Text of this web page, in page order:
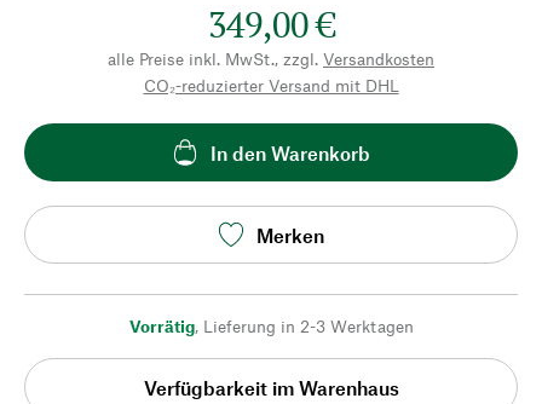
349,00 €
alle Preise inkl. MwSt., zzgl. Versandkosten
CO₂-reduzierter Versand mit DHL
In den Warenkorb
Merken
Vorrätig, Lieferung in 2-3 Werktagen
Verfügbarkeit im Warenhaus